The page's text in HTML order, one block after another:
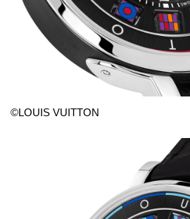
©LOUIS VUITTON